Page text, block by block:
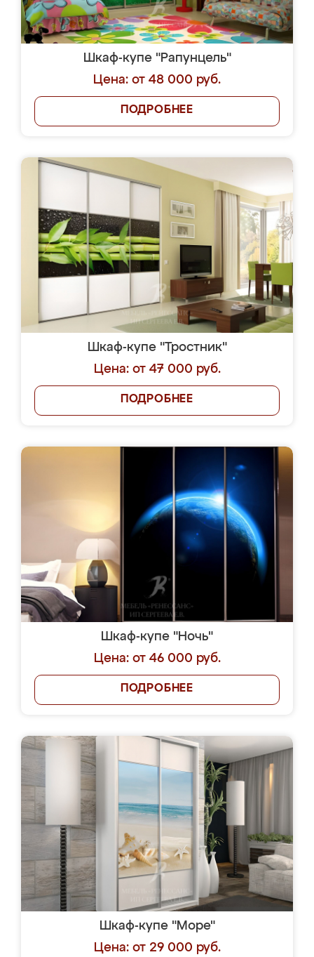
Шкаф-купе "Рапунцель"
Цена: от 48 000 руб.
ПОДРОБНЕЕ
Шкаф-купе "Тростник"
Цена: от 47 000 руб.
ПОДРОБНЕЕ
Шкаф-купе "Ночь"
Цена: от 46 000 руб.
ПОДРОБНЕЕ
Шкаф-купе "Море"
Цена: от 29 000 руб.